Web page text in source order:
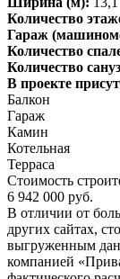
Количество
Гараж
Количество
Количество
В проекте
Балкон
Гараж
Камин
Котельная
Терраса
Стоимость
6 942 000 руб.
В отличии от
других сайтах,
выгруженным
компанией